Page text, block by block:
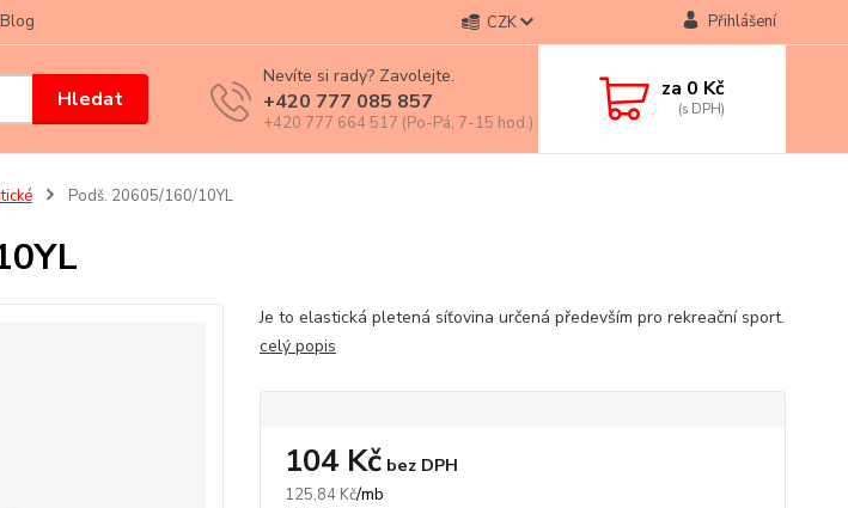
Blog CZK Přihlášení
Hledat
Nevíte si rady? Zavolejte.
+420 777 085 857
+420 777 664 517 (Po-Pá, 7-15 hod.)
za 0 Kč
Podš. 20605/160/10YL
Je to elastická pletená síťovina určená především pro rekreační sport.
celý popis
125,84 Kč/mb
104 Kč bez DPH